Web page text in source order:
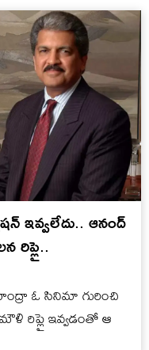
ఇవ్వలేదు.. ఆనంద్
రిప్లై..
ఓ సినిమా గురించి
రిప్లై ఇవ్వడంతో ఆ